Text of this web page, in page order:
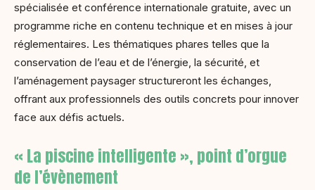
spécialisée et conférence internationale gratuite, avec un
programme riche en contenu technique et en mises à jour
réglementaires. Les thématiques phares telles que la
conservation de l’eau et de l’énergie, la sécurité, et
l’aménagement paysager structureront les échanges,
offrant aux professionnels des outils concrets pour innover
face aux défis actuels.
« La piscine intelligente », point d’orgue
de l’évènement